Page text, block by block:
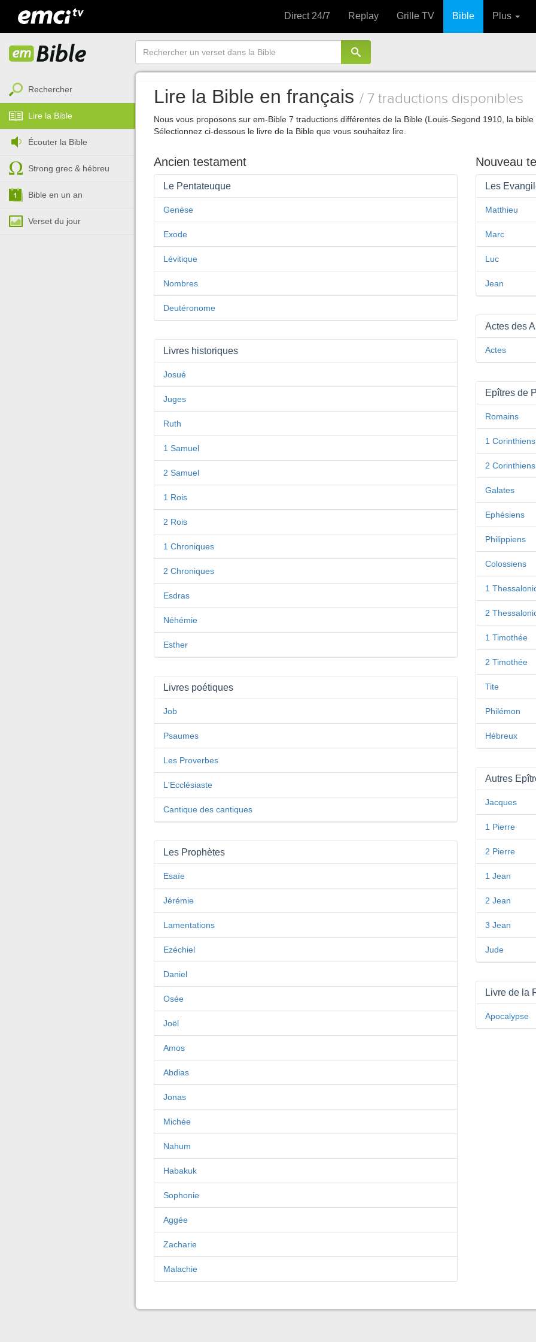
Direct 24/7 Replay Grille TV Bible Plus
Rechercher
Lire la Bible
Écouter la Bible
Strong grec & hébreu
Bible en un an
Verset du jour
Lire la Bible en français / 7 traductions disponibles
Nous vous proposons sur em-Bible 7 traductions différentes de la Bible (Louis-Segond 1910, la
Sélectionnez ci-dessous le livre de la Bible que vous souhaitez lire.
Ancien testament
Le Pentateuque
Genèse
Exode
Lévitique
Nombres
Deutéronome
Livres historiques
Josué
Juges
Ruth
1 Samuel
2 Samuel
1 Rois
2 Rois
1 Chroniques
2 Chroniques
Esdras
Néhémie
Esther
Livres poétiques
Job
Psaumes
Les Proverbes
L'Ecclésiaste
Cantique des cantiques
Les Prophètes
Esaïe
Jérémie
Lamentations
Ezéchiel
Daniel
Osée
Joël
Amos
Abdias
Jonas
Michée
Nahum
Habakuk
Sophonie
Aggée
Zacharie
Malachie
Nouveau
Les
Matthieu
Marc
Luc
Jean
Actes des
Actes
Epîtres de
Romains
1 Corinthiens
2 Corinthiens
Galates
Ephésiens
Philippiens
Colossiens
1
2
1 Timothée
2 Timothée
Tite
Philémon
Hébreux
Autres
Jacques
1 Pierre
2 Pierre
1 Jean
2 Jean
3 Jean
Jude
Livre de la
Apocalypse